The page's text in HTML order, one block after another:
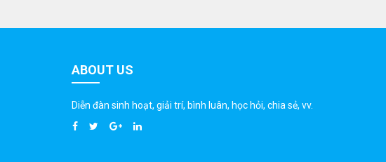
ABOUT US
Diễn đàn sinh hoạt, giải trí, bình luân, học hỏi, chia sẻ, vv.